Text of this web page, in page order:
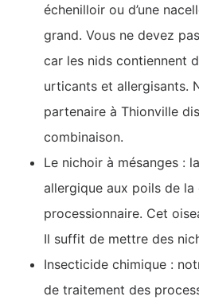
échenilloir ou d’une
grand. Vous ne devez
car les nids contiennent
urticants et allergisants.
partenaire à Thionville
combinaison.
Le nichoir à mésanges :
allergique aux poils de la
processionnaire. Cet
Il suffit de mettre des
Insecticide chimique :
de traitement des